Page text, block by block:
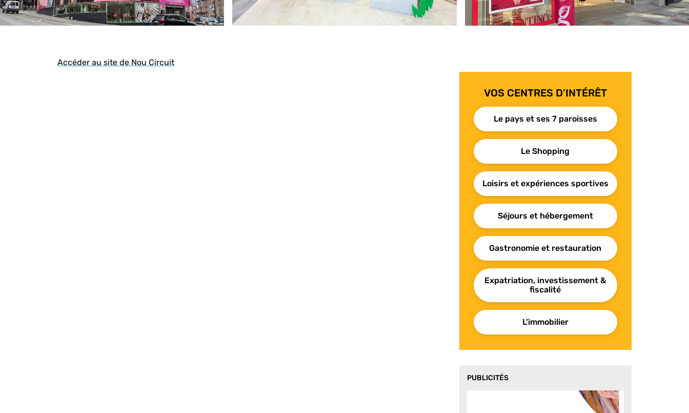
Accéder au site de Nou Circuit
VOS CENTRES D’INTÉRÊT
Le pays et ses 7 paroisses
Le Shopping
Loisirs et expériences sportives
Séjours et hébergement
Gastronomie et restauration
Expatriation, investissement &
fiscalité
L’immobilier
PUBLICITÉS